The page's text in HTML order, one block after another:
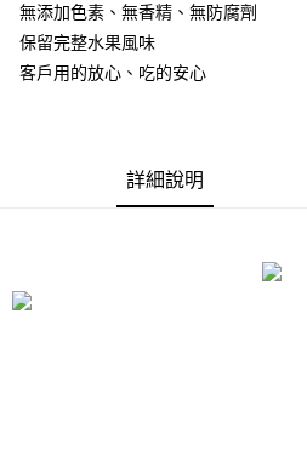
每筆NT$80，滿NT$600(含以上)免運費
無添加色素、無香精、無防腐劑
保留完整水果風味
客戶用的放心、吃的安心
詳細說明